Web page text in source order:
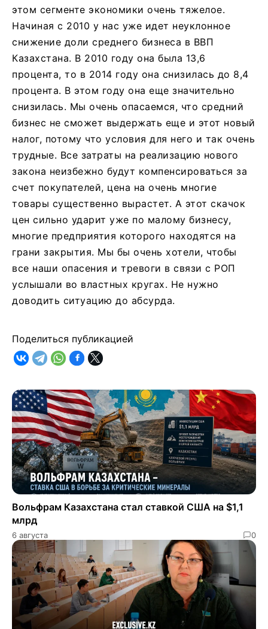
этом сегменте экономики очень тяжелое.
Начиная с 2010 у нас уже идет неуклонное
снижение доли среднего бизнеса в ВВП
Казахстана. В 2010 году она была 13,6
процента, то в 2014 году она снизилась до 8,4
процента. В этом году она еще значительно
снизилась. Мы очень опасаемся, что средний
бизнес не сможет выдержать еще и этот новый
налог, потому что условия для него и так очень
трудные. Все затраты на реализацию нового
закона неизбежно будут компенсироваться за
счет покупателей, цена на очень многие
товары существенно вырастет. А этот скачок
цен сильно ударит уже по малому бизнесу,
многие предприятия которого находятся на
грани закрытия. Мы бы очень хотели, чтобы
все наши опасения и тревоги в связи с РОП
услышали во властных кругах. Не нужно
доводить ситуацию до абсурда.
Поделиться публикацией
​​Вольфрам Казахстана стал ставкой США на $1,1
млрд
6 августа 0